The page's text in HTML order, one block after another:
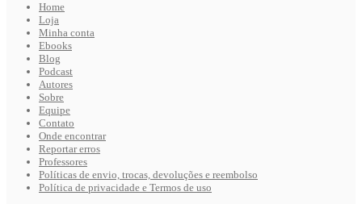
Home
Loja
Minha conta
Ebooks
Blog
Podcast
Autores
Sobre
Equipe
Contato
Onde encontrar
Reportar erros
Professores
Políticas de envio, trocas, devoluções e reembolso
Política de privacidade e Termos de uso